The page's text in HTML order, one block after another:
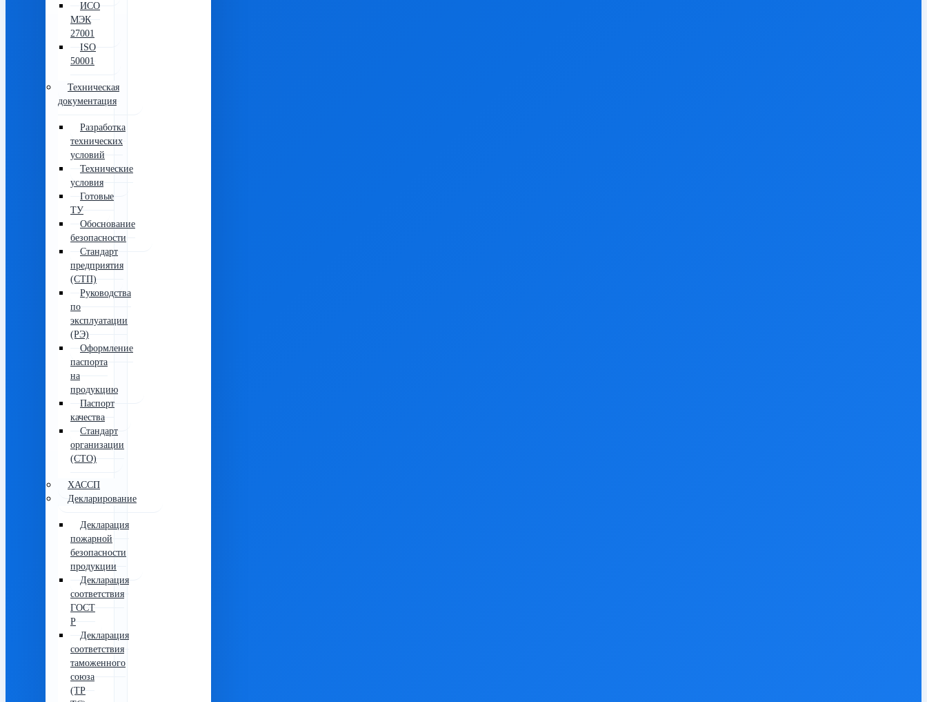
ИСО
МЭК
27001
ISO
50001
Техническая
документация
Разработка
технических
условий
Технические
условия
Готовые
ТУ
Обоснование
безопасности
Стандарт
предприятия
(СТП)
Руководства
по
эксплуатации
(РЭ)
Оформление
паспорта
на
продукцию
Паспорт
качества
Стандарт
организации
(СТО)
ХАССП
Декларирование
Декларация
пожарной
безопасности
продукции
Декларация
соответствия
ГОСТ
Р
Декларация
соответствия
таможенного
союза
(ТР